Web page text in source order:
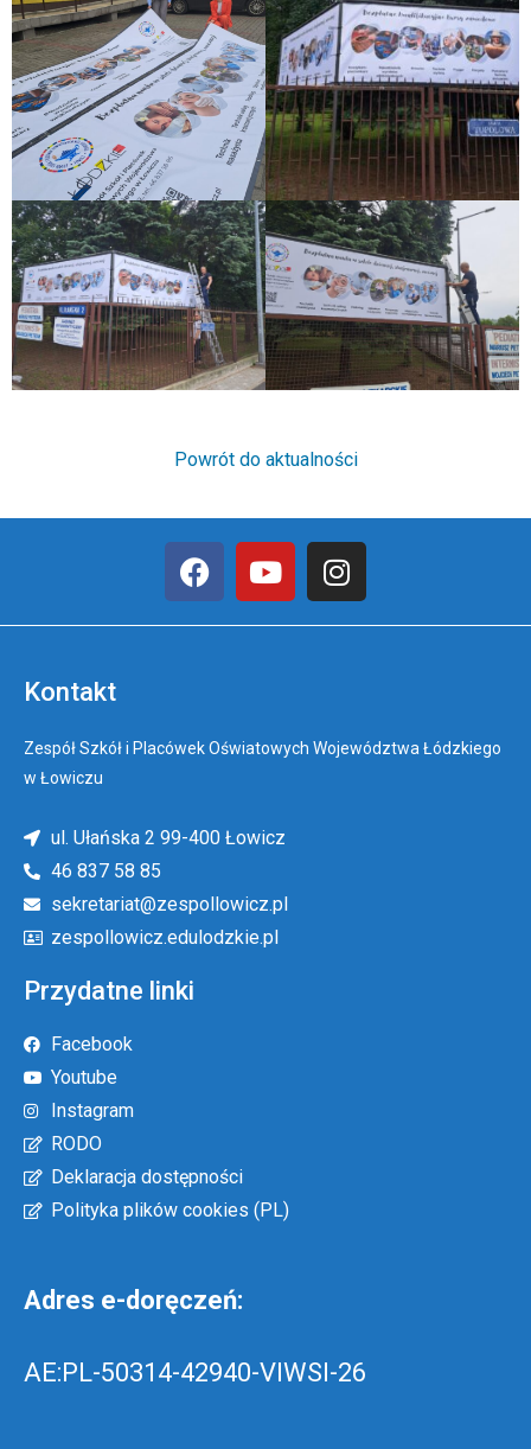
Powrót do aktualności
Kontakt
Zespół Szkół i Placówek Oświatowych Województwa Łódzkiego
w Łowiczu
ul. Ułańska 2 99-400 Łowicz
46 837 58 85
sekretariat@zespollowicz.pl
zespollowicz.edulodzkie.pl
Przydatne linki
Facebook
Youtube
Instagram
RODO
Deklaracja dostępności
Polityka plików cookies (PL)
Adres e-doręczeń:
AE:PL-50314-42940-VIWSI-26